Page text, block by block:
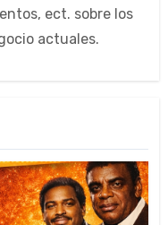
ect. sobre los
actuales.